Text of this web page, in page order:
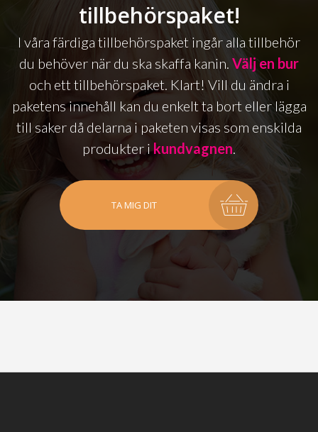
tillbehörspaket!
I våra färdiga tillbehörspaket ingår alla tillbehör
du behöver när du ska skaffa kanin. Välj en bur
och ett tillbehörspaket. Klart! Vill du ändra i
paketens innehåll kan du enkelt ta bort eller lägga
till saker då delarna i paketen visas som enskilda
produkter ikundvagnen.
TA MIG DIT